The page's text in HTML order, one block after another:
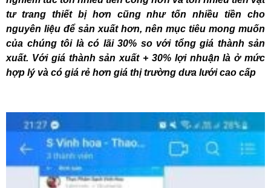
tư trang thiết bị hơn cũng như tốn nhiều tiền cho
nguyên liệu để sản xuất hơn, nên mục tiêu mong muốn
của chúng tôi là có lãi 30% so với tổng giá thành sản
xuất. Với giá thành sản xuất + 30% lợi nhuận là ở mức
hợp lý và có giá rẻ hơn giá thị trường dưa lưới cao cấp